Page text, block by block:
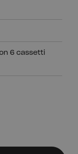
6 cassetti